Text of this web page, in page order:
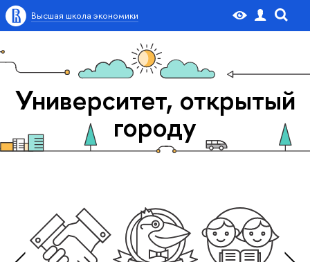
Высшая школа экономики
Университет, открытый
городу